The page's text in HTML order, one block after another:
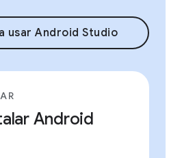
usar Android Studio
Android